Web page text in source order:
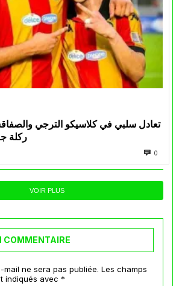
تعادل سلبي في كلاسيكو الترجي
ركلة
0
VOIR PLUS
COMMENTAIRE
mail ne sera pas publiée. Les champs
indiqués avec *